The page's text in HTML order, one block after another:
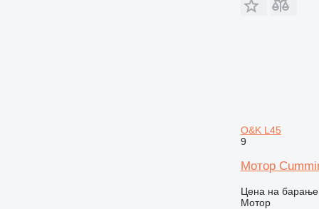
O&K L45
9
Мотор
Цена на барање
Мотор